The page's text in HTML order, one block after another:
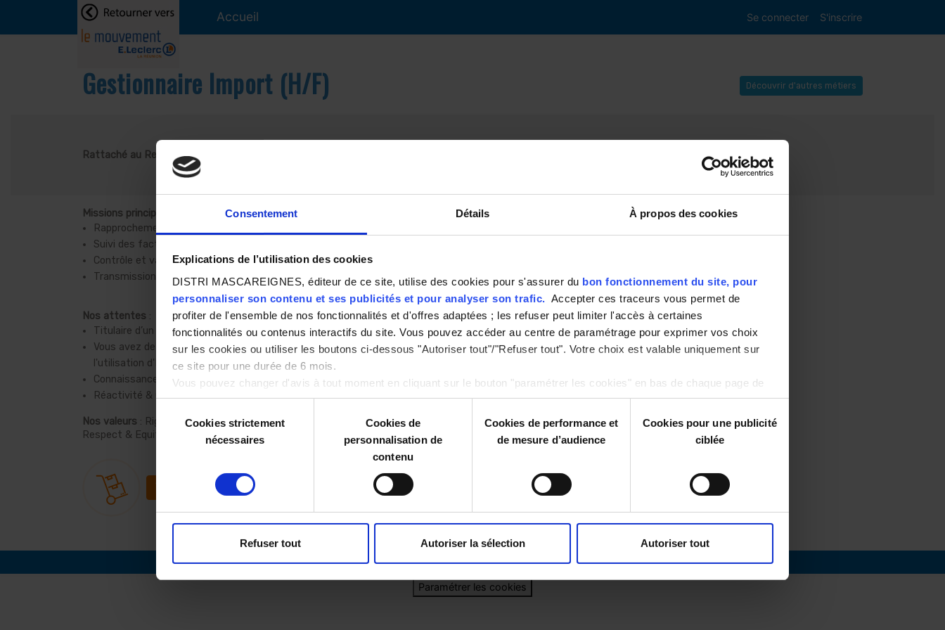
Consentement Détails À propos des cookies
Explications de l’utilisation des cookies
DISTRI MASCAREIGNES, éditeur de ce site, utilise des cookies pour s'assurer du bon fonctionnement du site, pour
personnaliser son contenu et ses publicités et pour analyser son trafic. Accepter ces traceurs vous permet de
profiter de l'ensemble de nos fonctionnalités et d'offres adaptées ; les refuser peut limiter l'accès à certaines
fonctionnalités ou contenus interactifs du site. Vous pouvez accéder au centre de paramétrage pour exprimer vos choix
sur les cookies ou utiliser les boutons ci-dessous "Autoriser tout"/"Refuser tout". Votre choix est valable uniquement sur
ce site pour une durée de 6 mois.
Vous pouvez changer d'avis à tout moment en cliquant sur le bouton "paramétrer les cookies" en bas de chaque page de
notre site.
du
consentement
Cookies strictement
nécessaires
Cookies de
personnalisation de
contenu
Cookies de performance et
de mesure d’audience
Cookies pour une publicité
ciblée
Refuser tout Autoriser la sélection Autoriser tout
Accueil Se connecter S'inscrire
Gestionnaire Import (H/F) Découvrir d'autres métiers
Rattaché au Responsable Logistique Amont, il constitue et réalise le suivi des dossiers d’importations.
Missions principales
Rapprochement des entre les commandes et les factures fournisseurs
Suivi des facturations transitaires
Contrôle et validation des prix de revient des marchandises
Transmission et suivi des commandes
Nos attentes :
Titulaire d’un Bac+2 (logistique idéalement)
Vous avez de bonnes compétences informatiques, notamment dans
l'utilisation d'Excel (Analyse de données, recherches, croisement, synthèse)
Connaissance de la chaîne logistique
Réactivité & Organisation
Nos valeurs : Rigueur, Esprit entrepreneurial, Esprit Pionnier, Bienveillance,
Respect & Equité, ça vous parle ? Alors, nous vous attendons !
Voir les offres d'emploi
Mentions légales Charte de données personnelles
Paramétrer les cookies